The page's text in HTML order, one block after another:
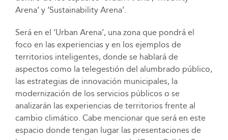
Arena’ y ‘Sustainability Arena’.
Será en el ‘Urban Arena’, una zona que pondrá el
foco en las experiencias y en los ejemplos de
territorios inteligentes, donde se hablará de
aspectos como la telegestión del alumbrado público,
las estrategias de innovación municipales, la
modernización de los servicios públicos o se
analizarán las experiencias de territorios frente al
cambio climático. Cabe mencionar que será en este
espacio donde tengan lugar las presentaciones de